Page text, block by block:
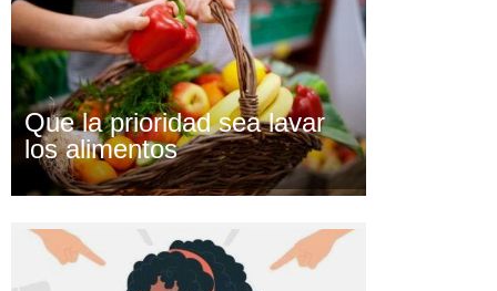
Que la prioridad sea lavar
los alimentos